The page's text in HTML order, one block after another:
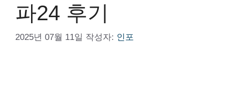
파24 후기
2025년 07월 11일 작성자: 인포